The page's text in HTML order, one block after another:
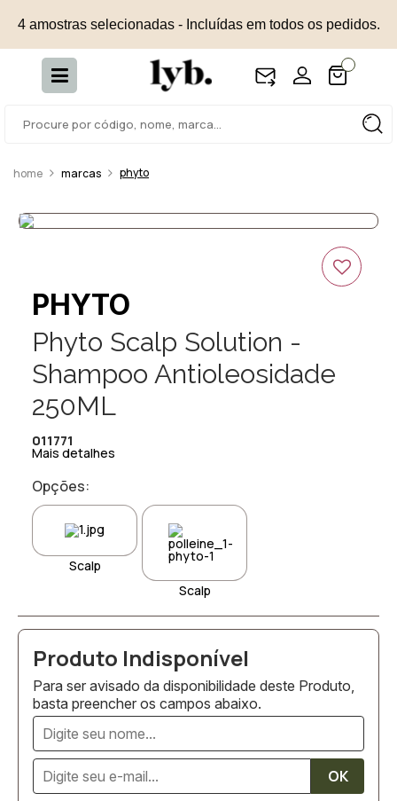
4 amostras selecionadas - Incluídas em todos os pedidos.
marcas phyto
PHYTO
Phyto Scalp Solution -
Shampoo Antioleosidade
250ML
011771
Mais detalhes
Opções:
Scalp
Scalp
Para ser avisado da disponibilidade deste Produto,
basta preencher os campos abaixo.